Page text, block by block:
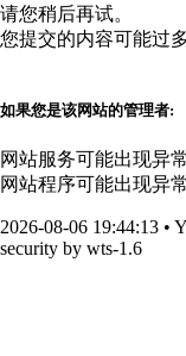
请您稍后再试。
您提交的内容可能过多
如果您是该网站的管理者:
网站服务可能出现异
网站程序可能出现异
2026-08-06 19:44:13 •
security by wts-1.6